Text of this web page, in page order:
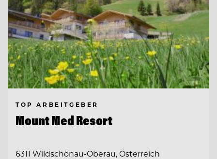
TOP ARBEITGEBER
Mount Med Resort
6311 Wildschönau-Oberau, Österreich